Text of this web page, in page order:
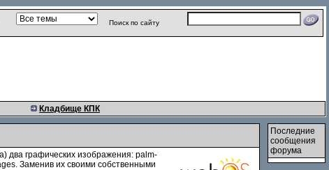
Поиск по сайту
Кладбище КПК
два графических изображения: palm-
Заменив их своими собственными
Последние
сообщения
форума